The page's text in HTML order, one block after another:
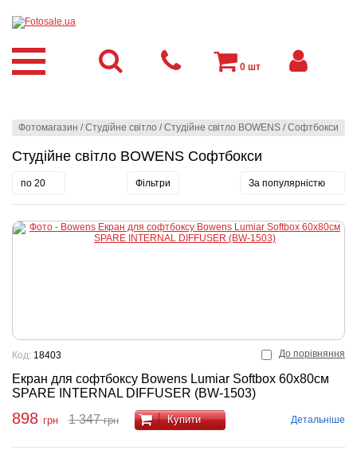
Фотомагазин /Студійне світло /Студійне світло BOWENS /Софтбокси
Студійне світло BOWENS Софтбокси
по 20 Фільтри За популярністю
До порівняння
Екран для софтбоксу Bowens Lumiar Softbox 60x80см
SPARE INTERNAL DIFFUSER (BW-1503)
Код: 18403
898 грн 1 347грн Купити Детальніше
0 шт